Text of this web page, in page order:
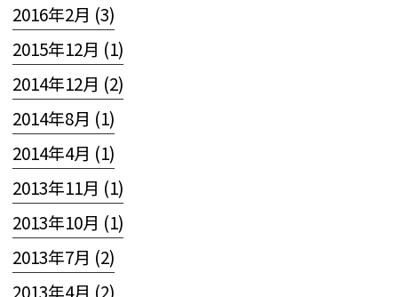
2016年2月 (3)
2015年12月 (1)
2014年12月 (2)
2014年8月 (1)
2014年4月 (1)
2013年11月 (1)
2013年10月 (1)
2013年7月 (2)
2013年4月 (2)